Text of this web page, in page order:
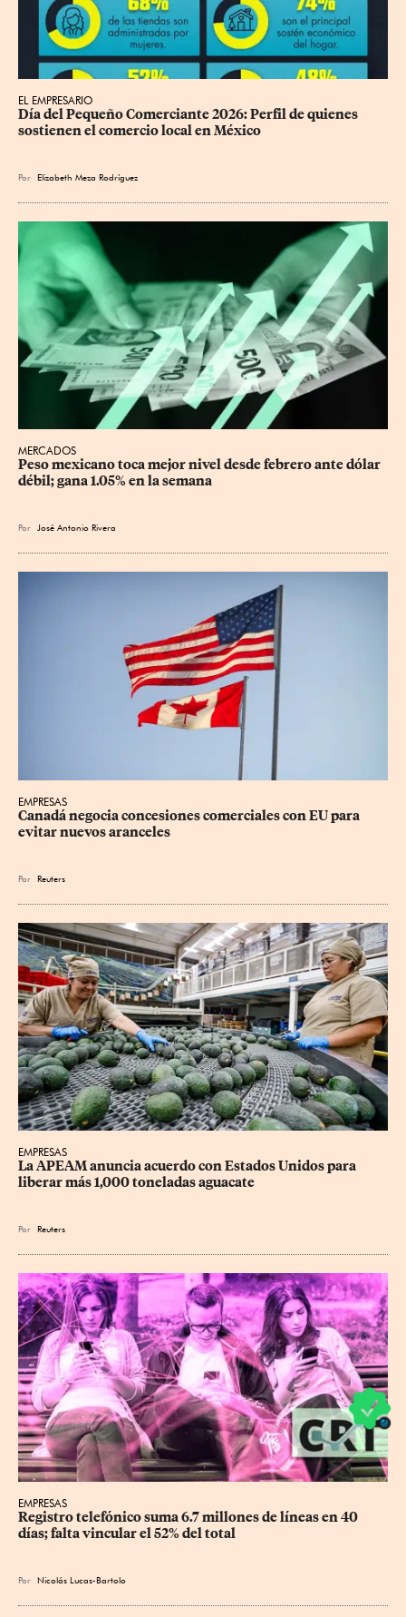
EL EMPRESARIO
Día del Pequeño Comerciante 2026: Perfil de quienes
sostienen el comercio local en México
Por Elizabeth Meza Rodríguez
MERCADOS
Peso mexicano toca mejor nivel desde febrero ante dólar
débil; gana 1.05% en la semana
Por José Antonio Rivera
EMPRESAS
Canadá negocia concesiones comerciales con EU para
evitar nuevos aranceles
Por Reuters
EMPRESAS
La APEAM anuncia acuerdo con Estados Unidos para
liberar más 1,000 toneladas aguacate
Por Reuters
EMPRESAS
Registro telefónico suma 6.7 millones de líneas en 40
días; falta vincular el 52% del total
Por Nicolás Lucas-Bartolo